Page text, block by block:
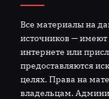
Все материалы на
источников — имеют
интернете или
предоставляются
целях. Права на
владельцам.